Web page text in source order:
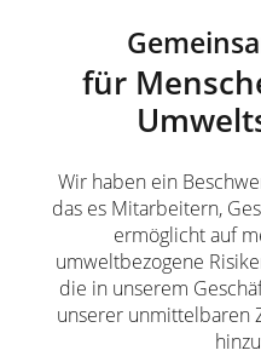
für
Wir haben ein
das es Mitarbeitern,
ermöglicht auf
umweltbezogene
die in unserem
unserer unmittelbaren